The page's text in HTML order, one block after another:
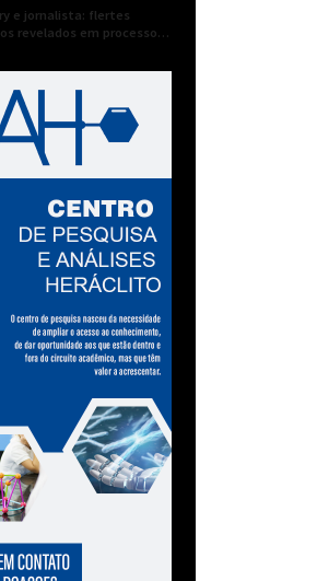
e jornalista: flertes
revelados em processo